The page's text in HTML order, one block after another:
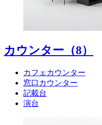
カウンター （8）
カフェカウンター
窓口カウンター
記載台
演台